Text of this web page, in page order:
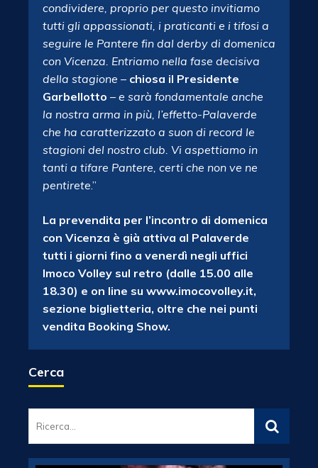
condividere, proprio per questo invitiamo
tutti gli appassionati, i praticanti e i tifosi a
seguire le Pantere fin dal derby di domenica
con Vicenza. Entriamo nella fase decisiva
della stagione – chiosa il Presidente
Garbellotto – e sarà fondamentale anche
la nostra arma in più, l’effetto-Palaverde
che ha caratterizzato a suon di record le
stagioni del nostro club. Vi aspettiamo in
tanti a tifare Pantere, certi che non ve ne
pentirete.”
La prevendita per l’incontro di domenica
con Vicenza è già attiva al Palaverde
tutti i giorni fino a venerdì negli uffici
Imoco Volley sul retro (dalle 15.00 alle
18.30) e on line su www.imocovolley.it,
sezione biglietteria, oltre che nei punti
vendita Booking Show.
Cerca